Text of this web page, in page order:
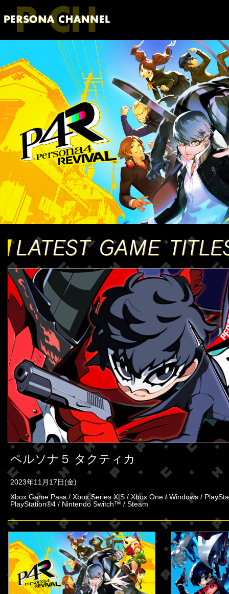
ペルソナ５ タクティカ
2023年11月17日(金)
Xbox Game Pass / Xbox Series X|S / Xbox One / Windows /
PlayStation®4 / Nintendo Switch™ / Steam